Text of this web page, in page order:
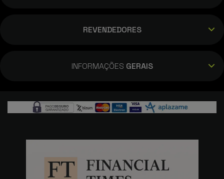
REVENDEDORES
INFORMAÇÕES GERAIS